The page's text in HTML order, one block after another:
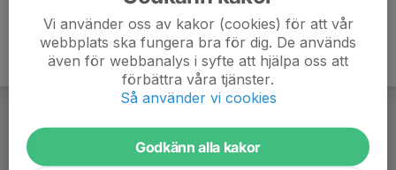
Vi använder oss av kakor (cookies) för att vår
webbplats ska fungera bra för dig. De används
även för webbanalys i syfte att hjälpa oss att
förbättra våra tjänster.
Så använder vi cookies
Godkänn alla kakor